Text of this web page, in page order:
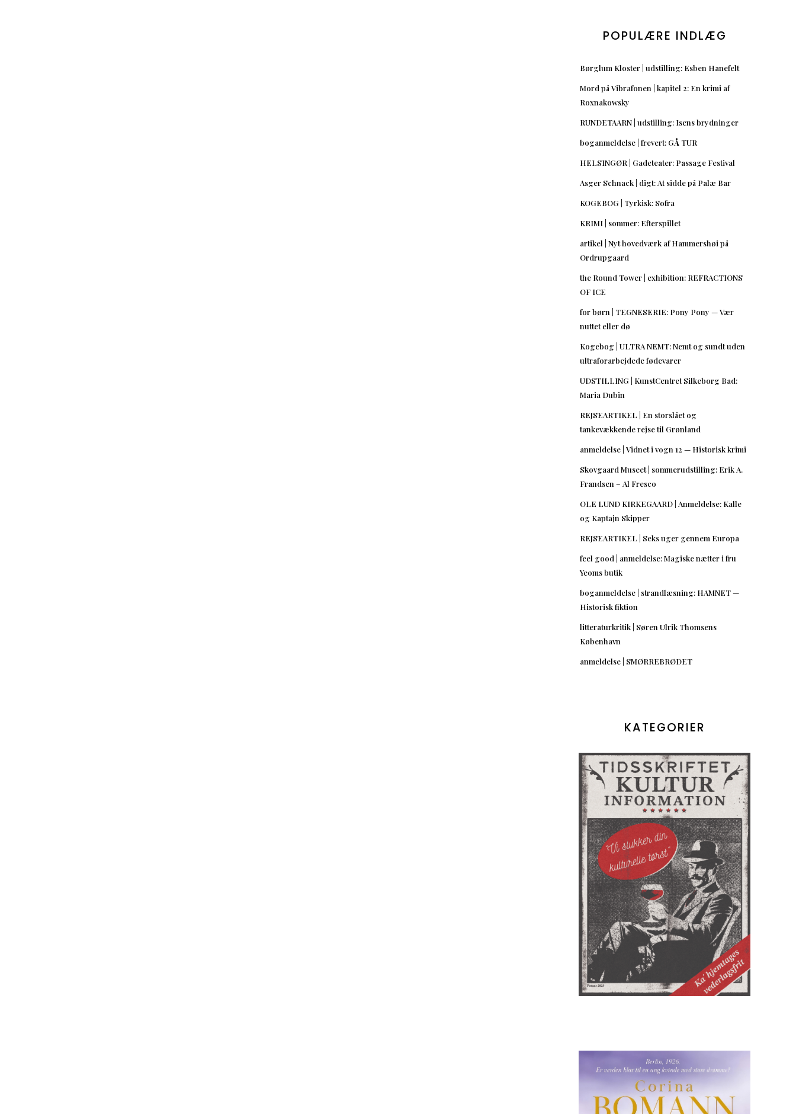
POPULÆRE INDLÆG
Børglum Kloster | udstilling: Esben Hanefelt
Mord på Vibrafonen | kapitel 2: En krimi af
Roxnakowsky
RUNDETAARN | udstilling: Isens brydninger
boganmeldelse | frevert: GÅ TUR
HELSINGØR | Gadeteater: Passage Festival
Asger Schnack | digt: At sidde på Palæ Bar
KOGEBOG | Tyrkisk: Sofra
KRIMI | sommer: Efterspillet
artikel | Nyt hovedværk af Hammershøi på
Ordrupgaard
the Round Tower | exhibition: REFRACTIONS
OF ICE
for børn | TEGNESERIE: Pony Pony — Vær
nuttet eller dø
Kogebog | ULTRA NEMT: Nemt og sundt uden
ultraforarbejdede fødevarer
UDSTILLING | KunstCentret Silkeborg Bad:
Maria Dubin
REJSEARTIKEL | En storslået og
tankevækkende rejse til Grønland
anmeldelse | Vidnet i vogn 12 — Historisk krimi
Skovgaard Museet | sommerudstilling: Erik A.
Frandsen – Al Fresco
OLE LUND KIRKEGAARD | Anmeldelse: Kalle
og Kaptajn Skipper
REJSEARTIKEL | Seks uger gennem Europa
feel good | anmeldelse: Magiske nætter i fru
Yeoms butik
boganmeldelse | strandlæsning: HAMNET —
Historisk fiktion
litteraturkritik | Søren Ulrik Thomsens
København
anmeldelse | SMØRREBRØDET
KATEGORIER